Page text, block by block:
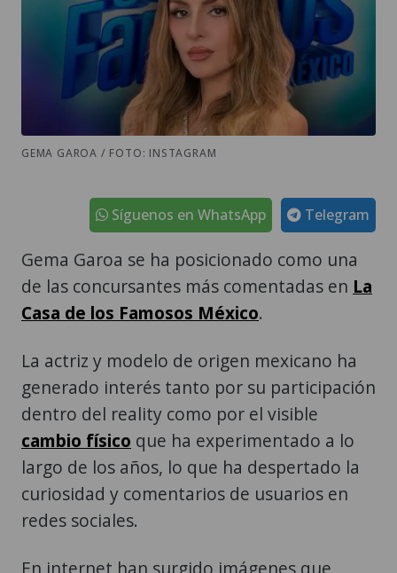
GEMA GAROA / FOTO: INSTAGRAM
Telegram
Síguenos en WhatsApp
Gema Garoa se ha posicionado como una
de las concursantes más comentadas en La
Casa de los Famosos México.
La actriz y modelo de origen mexicano ha
generado interés tanto por su participación
dentro del reality como por el visible
cambio físico que ha experimentado a lo
largo de los años, lo que ha despertado la
curiosidad y comentarios de usuarios en
redes sociales.
En internet han surgido imágenes que